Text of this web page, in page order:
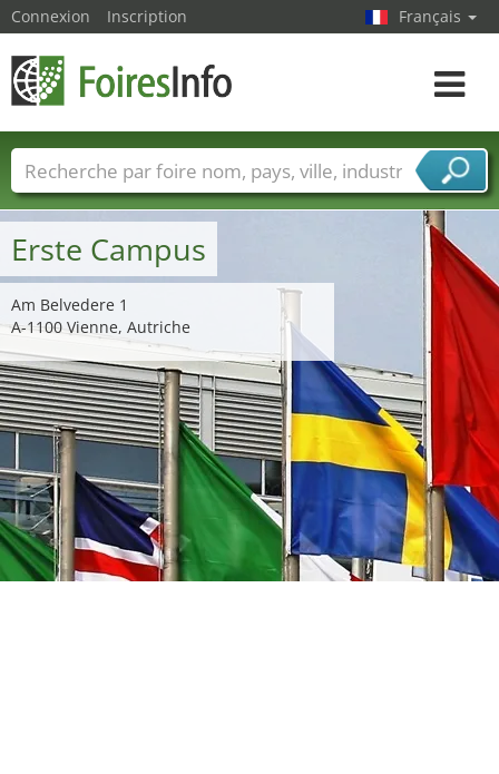
Erste Campus
Am Belvedere 1
A-1100 Vienne, Autriche
Connexion Inscription Français
Toggle
Foire noms Pays Villes
Secteurs de foire
Secteurs du fournisseur de services